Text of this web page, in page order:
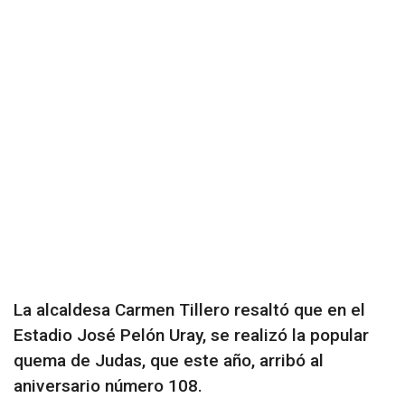
La alcaldesa Carmen Tillero resaltó que en el
Estadio José Pelón Uray, se realizó la popular
quema de Judas, que este año, arribó al
aniversario número 108.